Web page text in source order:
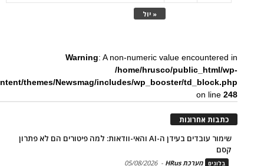
« יול
Warning: A non-numeric value encountered in
/home/hrusco/public_html/wp-
themes/Newsmag/includes/wp_booster/td_block.php
on line248
כתבות אחרונות
שימור עובדים בעידן ה-AI והאי-וודאות: למה פיטורים הם לא פתרון
קסם
בלוגים מערכת HRus -
05/08/2026